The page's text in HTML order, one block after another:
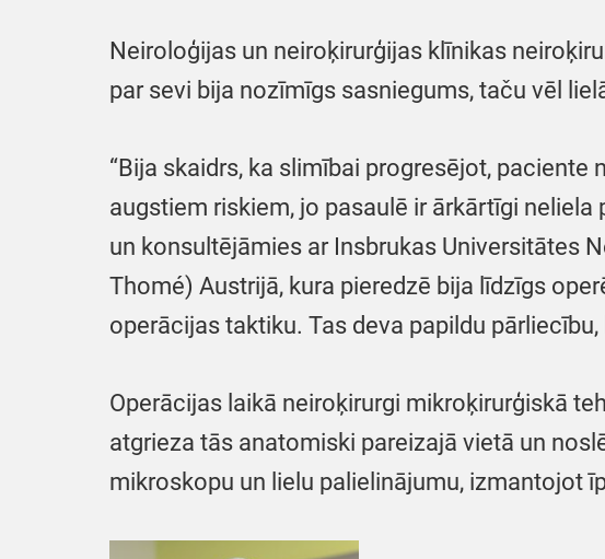
Neiroloģijas un neiroķirurģijas klīnikas
par sevi bija nozīmīgs sasniegums, taču vēl
“Bija skaidrs, ka slimībai progresējot,
augstiem riskiem, jo pasaulē ir ārkārtīgi
un konsultējāmies ar Insbrukas Universitātes
Thomé) Austrijā, kura pieredzē bija līdzīgs
operācijas taktiku. Tas deva papildu
Operācijas laikā neiroķirurgi mikroķirurģiskā
atgrieza tās anatomiski pareizajā vietā un
mikroskopu un lielu palielinājumu, izmantojot